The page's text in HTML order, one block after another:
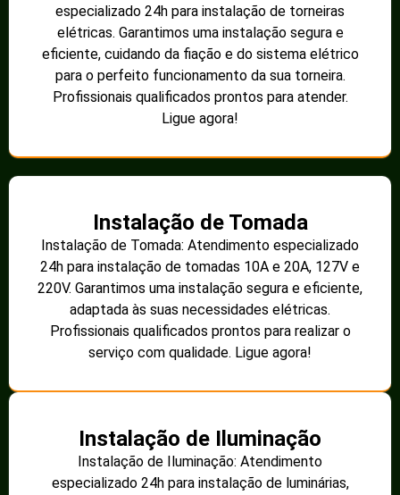
especializado 24h para instalação de torneiras
elétricas. Garantimos uma instalação segura e
eficiente, cuidando da fiação e do sistema elétrico
para o perfeito funcionamento da sua torneira.
Profissionais qualificados prontos para atender.
Ligue agora!
Instalação de Tomada
Instalação de Tomada: Atendimento especializado
24h para instalação de tomadas 10A e 20A, 127V e
220V. Garantimos uma instalação segura e eficiente,
adaptada às suas necessidades elétricas.
Profissionais qualificados prontos para realizar o
serviço com qualidade. Ligue agora!
Instalação de Iluminação
Instalação de Iluminação: Atendimento
especializado 24h para instalação de luminárias,